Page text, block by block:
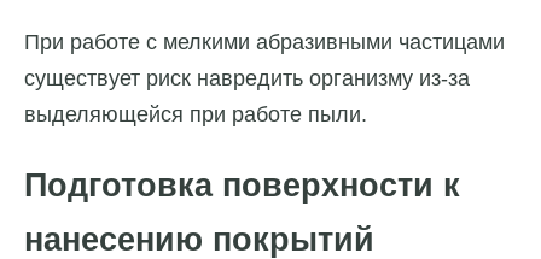
При работе с мелкими абразивными частицами
существует риск навредить организму из-за
выделяющейся при работе пыли.
Подготовка поверхности к
нанесению покрытий